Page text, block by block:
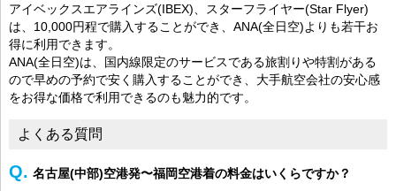
アイベックスエアラインズ(IBEX)、スターフライヤー(Star Flyer)
は、10,000円程で購入することができ、ANA(全日空)よりも若干お
得に利用できます。
ANA(全日空)は、国内線限定のサービスである旅割りや特割がある
ので早めの予約で安く購入することができ、大手航空会社の安心感
をお得な価格で利用できるのも魅力的です。
よくある質問
名古屋(中部)空港発〜福岡空港着の料金はいくらですか？